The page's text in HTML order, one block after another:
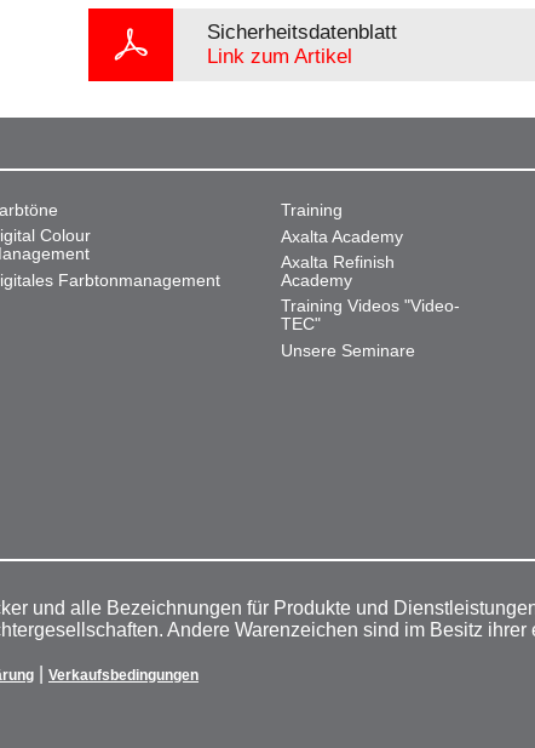
Sicherheitsdatenblatt
Link zum Artikel
Colour
Farbtonmanagement
Training
Axalta Academy
Axalta Refinish
Academy
Training Videos "Video-
TEC"
Unsere Seminare
und alle Bezeichnungen für Produkte und
Andere Warenzeichen sind im Besitz ihrer
Verkaufsbedingungen